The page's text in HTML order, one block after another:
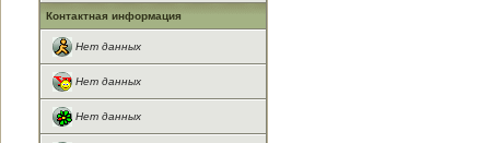
Контактная информация
Нет данных
Нет данных
Нет данных